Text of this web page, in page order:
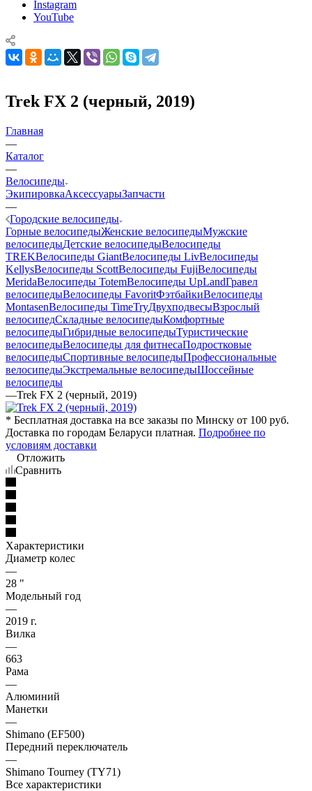
Instagram
YouTube
Trek FX 2 (черный, 2019)
Главная
—
Каталог
—
Велосипеды
ЭкипировкаАксессуарыЗапчасти
—
Городские велосипеды
Горные велосипедыЖенские велосипедыМужские
велосипедыДетские велосипедыВелосипеды
TREKВелосипеды GiantВелосипеды LivВелосипеды
KellysВелосипеды ScottВелосипеды FujiВелосипеды
MeridaВелосипеды TotemВелосипеды UpLandГравел
велосипедыВелосипеды FavoritФэтбайкиВелосипеды
MontasenВелосипеды TimeTryДвухподвесыВзрослый
велосипедСкладные велосипедыКомфортные
велосипедыГибридные велосипедыТуристические
велосипедыВелосипеды для фитнесаПодростковые
велосипедыСпортивные велосипедыПрофессиональные
велосипедыЭкстремальные велосипедыШоссейные
велосипеды
—Trek FX 2 (черный, 2019)
* Бесплатная доставка на все заказы по Минску от 100 руб.
Доставка по городам Беларуси платная. Подробнее по
условиям доставки
Отложить
Сравнить
Характеристики
Диаметр колес
—
28 "
Модельный год
—
2019 г.
Вилка
—
663
Рама
—
Алюминий
Манетки
—
Shimano (EF500)
Передний переключатель
—
Shimano Tourney (TY71)
Все характеристики